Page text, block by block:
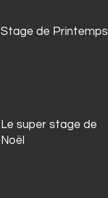
Stage de Printemps
Le super stage de
Noël